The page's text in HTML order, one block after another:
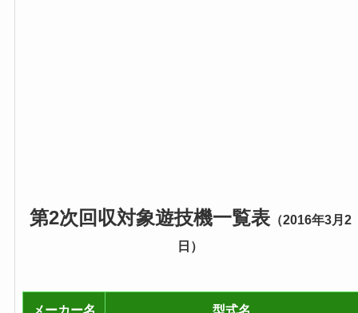
第2次回収対象遊技機一覧表（2016年3月2
日）